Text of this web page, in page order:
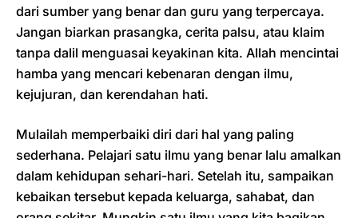
dari sumber yang benar dan guru yang terpercaya.
Jangan biarkan prasangka, cerita palsu, atau klaim
tanpa dalil menguasai keyakinan kita. Allah mencintai
hamba yang mencari kebenaran dengan ilmu,
kejujuran, dan kerendahan hati.
Mulailah memperbaiki diri dari hal yang paling
sederhana. Pelajari satu ilmu yang benar lalu amalkan
dalam kehidupan sehari-hari. Setelah itu, sampaikan
kebaikan tersebut kepada keluarga, sahabat, dan